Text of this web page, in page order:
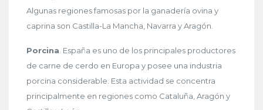
Algunas regiones famosas por la ganadería ovina y
caprina son Castilla-La Mancha, Navarra y Aragón.
Porcina . España es uno de los principales productores
de carne de cerdo en Europa y posee una industria
porcina considerable. Esta actividad se concentra
principalmente en regiones como Cataluña, Aragón y